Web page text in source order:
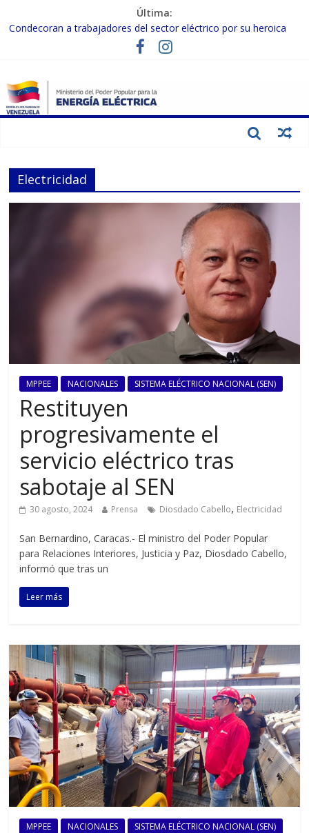
Última:
Condecoran a trabajadores del sector eléctrico por su heroica
labor tras el doble sismo del 24-J
Gobierno Nacional coordina acciones con el sector privado para
Inspeccionan trabajos de rehabilitación en instalaciones del SEN
en Carabobo
Gobierno Nacional activa plan preventivo para fortalecer el SEN
Electricidad
MPPEE NACIONALES SISTEMA ELÉCTRICO NACIONAL (SEN)
Restituyen
progresivamente el
servicio eléctrico tras
sabotaje al SEN
30 agosto, 2024 Prensa Diosdado Cabello, Electricidad
San Bernardino, Caracas.- El ministro del Poder Popular
para Relaciones Interiores, Justicia y Paz, Diosdado Cabello,
informó que tras un
Leer más
MPPEE NACIONALES SISTEMA ELÉCTRICO NACIONAL (SEN)